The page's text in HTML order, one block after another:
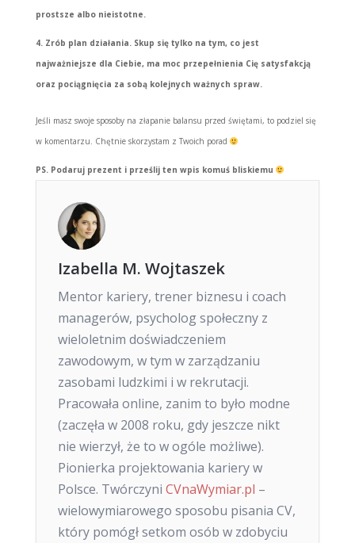
prostsze albo nieistotne.
4. Zrób plan działania. Skup się tylko na tym, co jest
najważniejsze dla Ciebie, ma moc przepełnienia Cię satysfakcją
oraz pociągnięcia za sobą kolejnych ważnych spraw.
Jeśli masz swoje sposoby na złapanie balansu przed świętami, to podziel się
w komentarzu. Chętnie skorzystam z Twoich porad
PS. Podaruj prezent i prześlij ten wpis komuś bliskiemu
Izabella M. Wojtaszek
Mentor kariery, trener biznesu i coach
managerów, psycholog społeczny z
wieloletnim doświadczeniem
zawodowym, w tym w zarządzaniu
zasobami ludzkimi i w rekrutacji.
Pracowała online, zanim to było modne
(zaczęła w 2008 roku, gdy jeszcze nikt
nie wierzył, że to w ogóle możliwe).
Pionierka projektowania kariery w
Polsce. Twórczyni CVnaWymiar.pl –
wielowymiarowego sposobu pisania CV,
który pomógł setkom osób w zdobyciu